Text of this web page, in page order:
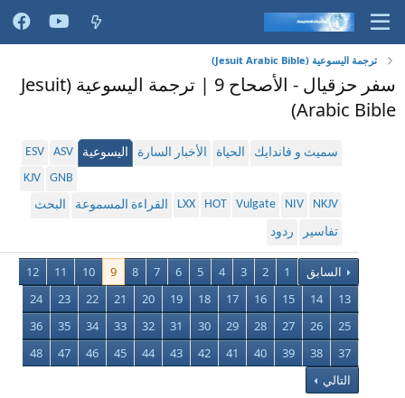
ترجمة اليسوعية (Jesuit Arabic Bible)
سفر حزقيال - الأصحاح 9 | ترجمة اليسوعية (Jesuit
Arabic Bible)
سميث و فاندايك الحياة الأخبار السارة اليسوعية ASV
ESV
GNB
KJV
NKJV
NIV
Vulgate
HOT
LXX القراءة المسموعة
البحث
تفاسير
ردود
السابق 1
2
3
4
5
6
7
8
9
10
11
12
13
14
15
16
17
18
19
20
21
22
23
24
25
26
27
28
29
30
31
32
33
34
35
36
37
38
39
40
41
42
43
44
45
46
47
48
التالي